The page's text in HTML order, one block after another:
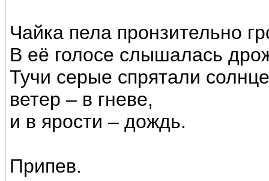
Чайка пела пронзительно
В её голосе слышалась
Тучи серые спрятали
ветер – в гневе,
и в ярости – дождь.
Припев.